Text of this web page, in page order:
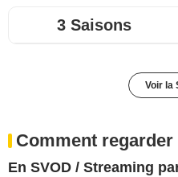
3 Saisons
Voir la
Comment
En SVOD / Streaming